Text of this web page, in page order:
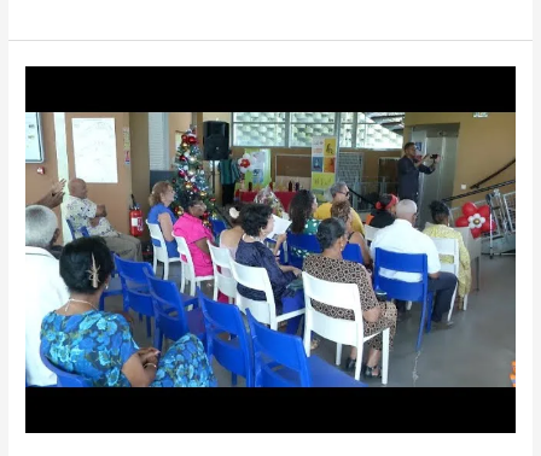
Hommage
émouvant
Mme
Bernadette
Cassin
Pierrot